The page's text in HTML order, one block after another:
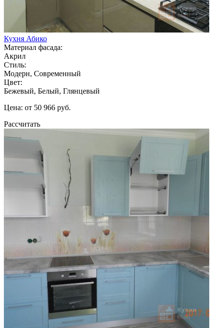
Кухня Абико
Материал фасада:
Акрил
Стиль:
Модерн, Современный
Цвет:
Бежевый, Белый, Глянцевый
Цена: от 50 966 руб.
Рассчитать